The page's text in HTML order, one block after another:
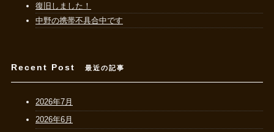
復旧しました！
中野の携帯不具合中です
Recent Post 最近の記事
2026年7月
2026年6月